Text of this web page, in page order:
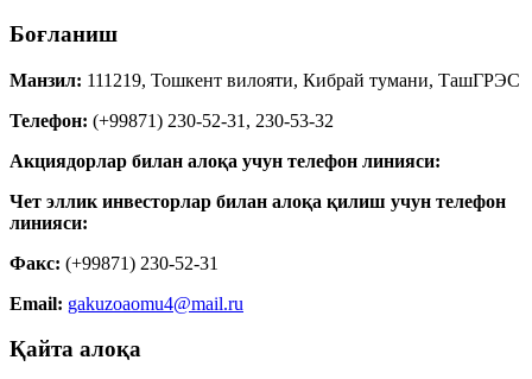
Боғланиш
Манзил: 111219, Тошкент вилояти, Кибрай тумани, ТашГРЭС
Телефон: (+99871) 230-52-31, 230-53-32
Акциядорлар билан алоқа учун телефон линияси:
Чет эллик инвесторлар билан алоқа қилиш учун телефон
линияси:
Факс: (+99871) 230-52-31
Email: gakuzoaomu4@mail.ru
Қайта алоқа